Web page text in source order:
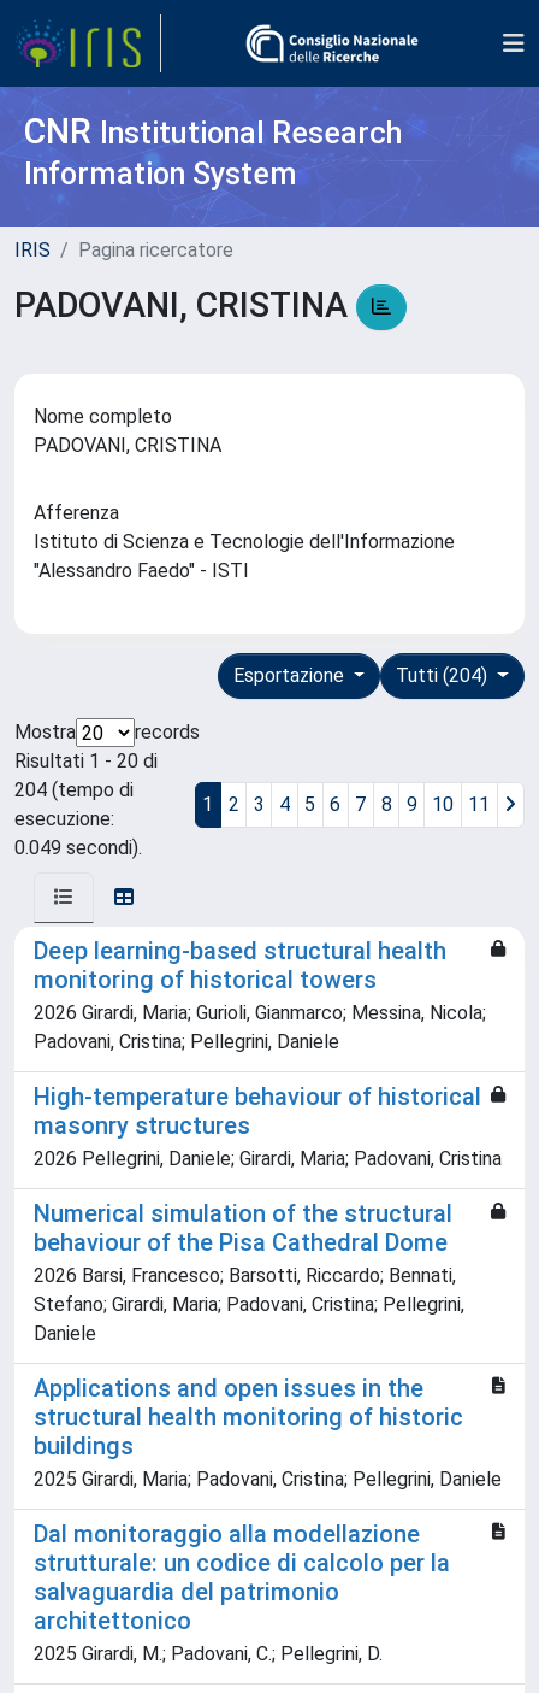
CNR Institutional Research
Information System
IRIS Pagina ricercatore
PADOVANI, CRISTINA
Nome completo
PADOVANI, CRISTINA
Afferenza
Istituto di Scienza e Tecnologie dell'Informazione
"Alessandro Faedo" - ISTI
Tutti (204)
Esportazione
Mostra
records
Risultati 1 - 20 di
204 (tempo di
esecuzione:
0.049 secondi).
1 2 3 4 5 6 7 8 9 10 11
Deep learning-based structural health
monitoring of historical towers
2026 Girardi, Maria; Gurioli, Gianmarco; Messina, Nicola;
Padovani, Cristina; Pellegrini, Daniele
High-temperature behaviour of historical
masonry structures
2026 Pellegrini, Daniele; Girardi, Maria; Padovani, Cristina
Numerical simulation of the structural
behaviour of the Pisa Cathedral Dome
2026 Barsi, Francesco; Barsotti, Riccardo; Bennati,
Stefano; Girardi, Maria; Padovani, Cristina; Pellegrini,
Daniele
Applications and open issues in the
structural health monitoring of historic
buildings
2025 Girardi, Maria; Padovani, Cristina; Pellegrini, Daniele
Dal monitoraggio alla modellazione
strutturale: un codice di calcolo per la
salvaguardia del patrimonio
architettonico
2025 Girardi, M.; Padovani, C.; Pellegrini, D.